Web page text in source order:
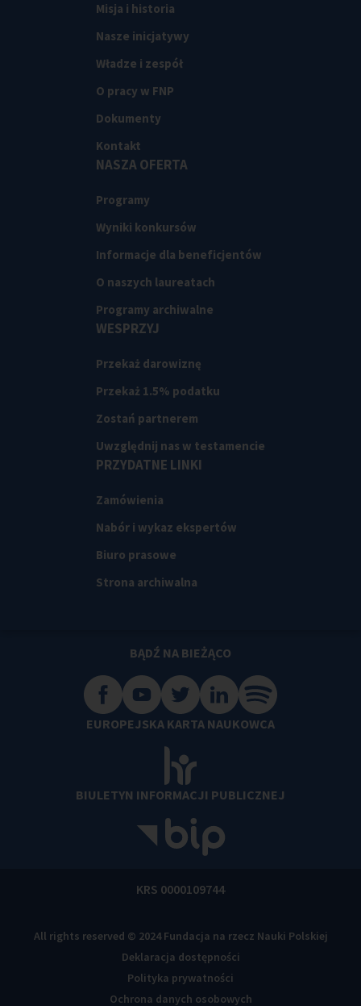
Misja i historia
Nasze inicjatywy
Władze i zespół
O pracy w FNP
Dokumenty
Kontakt
NASZA OFERTA
Programy
Wyniki konkursów
Informacje dla beneficjentów
O naszych laureatach
Programy archiwalne
WESPRZYJ
Przekaż darowiznę
Przekaż 1.5% podatku
Zostań partnerem
Uwzględnij nas w testamencie
PRZYDATNE LINKI
Zamówienia
Nabór i wykaz ekspertów
Biuro prasowe
Strona archiwalna
BĄDŹ NA BIEŻĄCO
EUROPEJSKA KARTA NAUKOWCA
BIULETYN INFORMACJI PUBLICZNEJ
KRS 0000109744
All rights reserved © 2024 Fundacja na rzecz Nauki Polskiej
Deklaracja dostępności
Polityka prywatności
Ochrona danych osobowych